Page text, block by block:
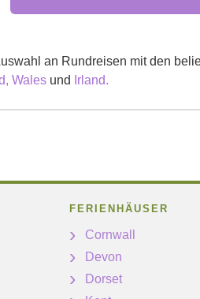
an Rundreisen mit den
Walesund Irland.
FERIENHÄUSER
Cornwall
Devon
Dorset